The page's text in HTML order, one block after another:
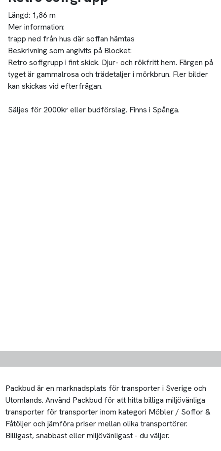
Längd: 1,86 m
Mer information:
trapp ned från hus där soffan hämtas
Beskrivning som angivits på Blocket:
Retro soffgrupp i fint skick. Djur- och rökfritt hem. Färgen på
tyget är gammalrosa och trädetaljer i mörkbrun. Fler bilder
kan skickas vid efterfrågan.
Säljes för 2000kr eller budförslag. Finns i Spånga.
Packbud är en marknadsplats för transporter i Sverige och
Utomlands. Använd Packbud för att hitta billiga miljövänliga
transporter för transporter inom kategori Möbler / Soffor &
Fåtöljer och jämföra priser mellan olika transportörer.
Billigast, snabbast eller miljövänligast - du väljer.